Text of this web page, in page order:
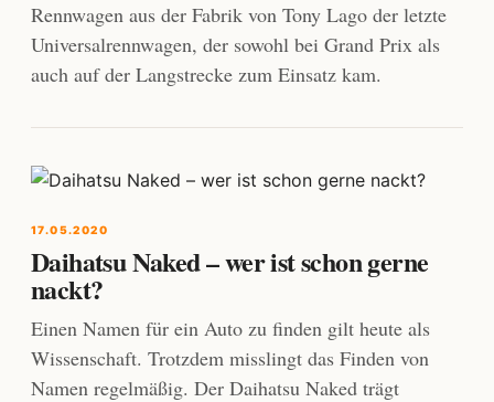
Rennwagen aus der Fabrik von Tony Lago der letzte
Universalrennwagen, der sowohl bei Grand Prix als
auch auf der Langstrecke zum Einsatz kam.
17.05.2020
Daihatsu Naked – wer ist schon gerne
nackt?
Einen Namen für ein Auto zu finden gilt heute als
Wissenschaft. Trotzdem misslingt das Finden von
Namen regelmäßig. Der Daihatsu Naked trägt